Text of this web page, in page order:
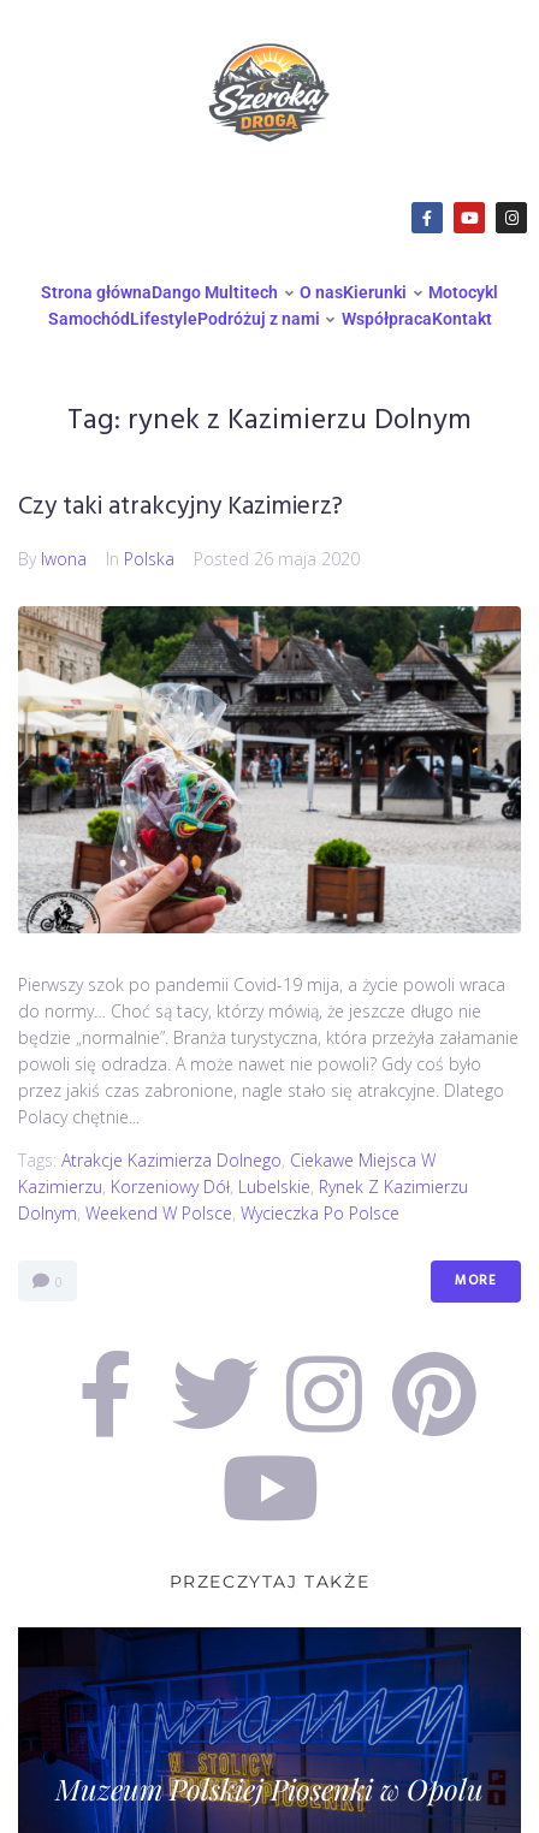
Strona głównaDango Multitech O nasKierunki
Motocykl
SamochódLifestylePodróżuj z nami WspółpracaKontakt
Tag: rynek z Kazimierzu Dolnym
Czy taki atrakcyjny Kazimierz?
By Iwona In Polska Posted 26 maja 2020
Pierwszy szok po pandemii Covid-19 mija, a życie powoli wraca
do normy… Choć są tacy, którzy mówią, że jeszcze długo nie
będzie „normalnie”. Branża turystyczna, która przeżyła załamanie
powoli się odradza. A może nawet nie powoli? Gdy coś było
przez jakiś czas zabronione, nagle stało się atrakcyjne. Dlatego
Polacy chętnie...
Tags: Atrakcje Kazimierza Dolnego, Ciekawe Miejsca W
Kazimierzu, Korzeniowy Dół, Lubelskie, Rynek Z Kazimierzu
Dolnym, Weekend W Polsce, Wycieczka Po Polsce
0 MORE
PRZECZYTAJ TAKŻE
Muzeum Polskiej Piosenki w Opolu